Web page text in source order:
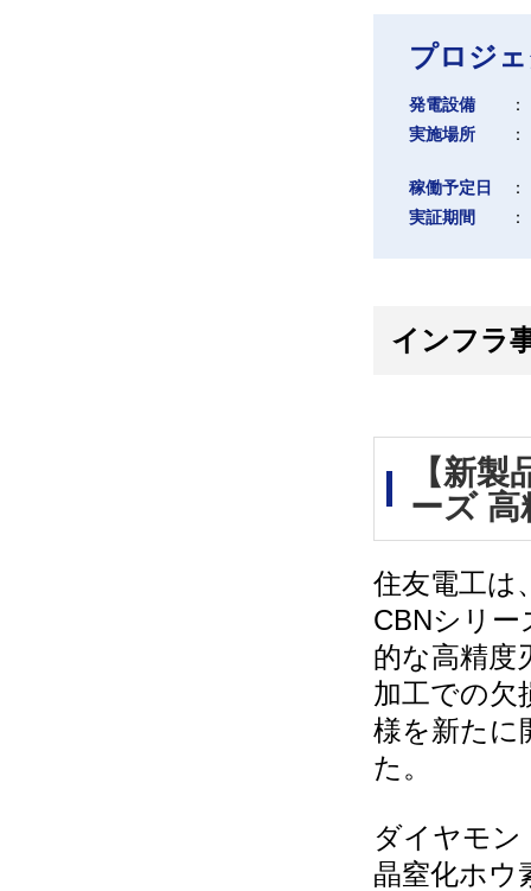
プロジ
発電設備
：
実施場所
：
稼働予定日
：
実証期間
：
インフラ
【新
ーズ 高
住友電工は
CBNシリー
的な高精度
加工での欠
様を新たに
た。
ダイヤモン
晶窒化ホウ